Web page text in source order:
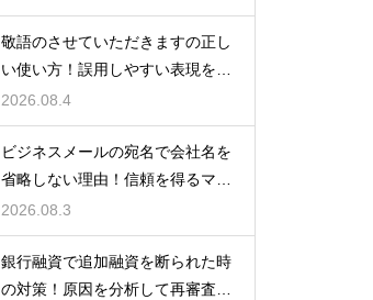
敬語のさせていただきますの正し
い使い方！誤用しやすい表現を理
解する術
2026.08.4
ビジネスメールの宛名で会社名を
省略しない理由！信頼を得るマナ
ー
2026.08.3
銀行融資で追加融資を断られた時
の対策！原因を分析して再審査を